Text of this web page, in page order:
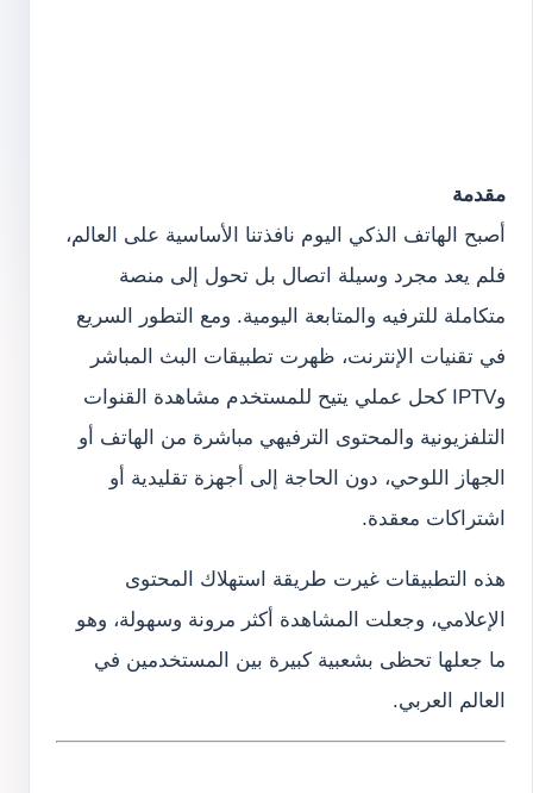
مقدمة
أصبح الهاتف الذكي اليوم نافذتنا الأساسية على العالم،
فلم يعد مجرد وسيلة اتصال بل تحول إلى منصة
متكاملة للترفيه والمتابعة اليومية. ومع التطور السريع
في تقنيات الإنترنت، ظهرت تطبيقات البث المباشر
وIPTV كحل عملي يتيح للمستخدم مشاهدة القنوات
التلفزيونية والمحتوى الترفيهي مباشرة من الهاتف أو
الجهاز اللوحي، دون الحاجة إلى أجهزة تقليدية أو
اشتراكات معقدة.
هذه التطبيقات غيرت طريقة استهلاك المحتوى
الإعلامي، وجعلت المشاهدة أكثر مرونة وسهولة، وهو
ما جعلها تحظى بشعبية كبيرة بين المستخدمين في
العالم العربي.